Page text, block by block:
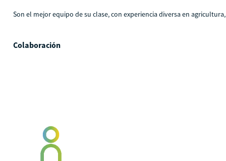
Son el mejor equipo de su clase, con experiencia diversa en
Colaboración